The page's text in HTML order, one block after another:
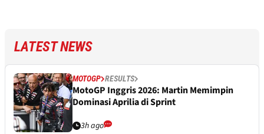
LATEST NEWS
MOTOGP RESULTS
MotoGP Inggris 2026: Martin Memimpin
Dominasi Aprilia di Sprint
3h ago